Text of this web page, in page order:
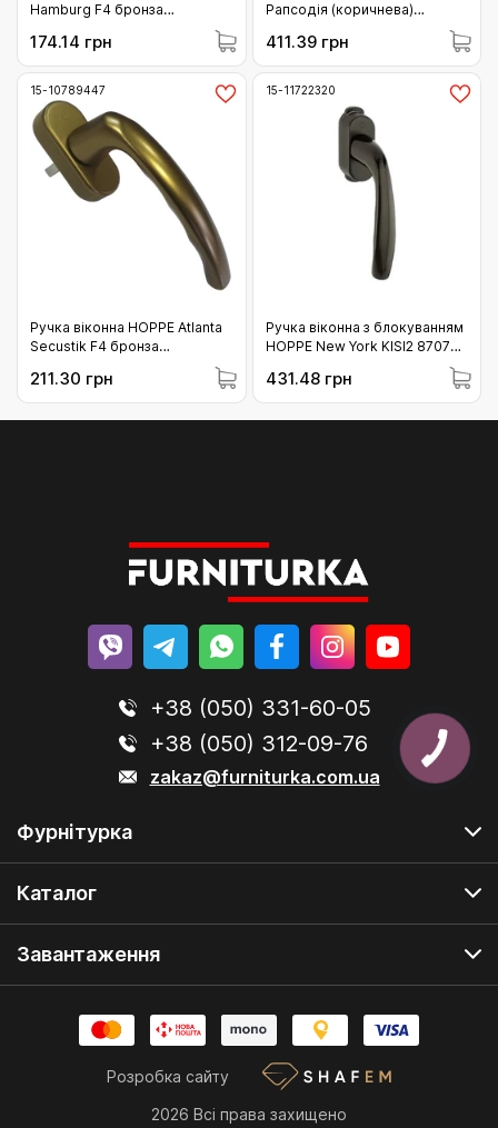
Hamburg F4 бронза
174.14 грн
Рапсодія (коричнева)
411.39 грн
15-10789447
Ручка віконна HOPPE Atlanta
Secustik F4 бронза
211.30 грн
15-11722320
Ручка віконна з блокуванням
HOPPE New York KISI2 8707
431.48 грн
+38 (050) 331-60-05
+38 (050) 312-09-76
zakaz@furniturka.com.ua
Фурнітурка
Каталог
Завантаження
2026 Всі права захищено
Розробка сайту